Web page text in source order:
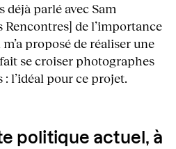
déjà parlé avec Sam
Rencontres] de l’importance
proposé de réaliser une
se croiser photographes
l’idéal pour ce projet.
politique actuel, à